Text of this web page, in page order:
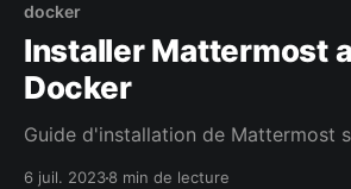
docker
Installer Mattermost
Docker
Guide d'installation de Mattermost
6 juil. 20238 min de lecture